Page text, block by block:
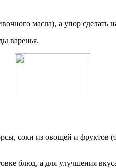
масла), а упор сделать
варенья.
соки из овощей и фруктов
блюд, а для улучшения